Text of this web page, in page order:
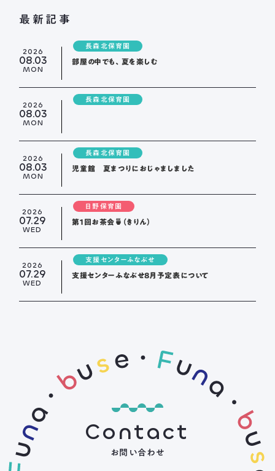
最新記事
2026
08.03
MON
長森北保育園
部屋の中でも、夏を楽しむ
2026
08.03
MON
長森北保育園
2026
08.03
MON
長森北保育園
児童館 夏まつりにおじゃましました
2026
07.29
WED
日野保育園
第１回お茶会🍵（きりん）
2026
07.29
WED
支援センターふなぶせ
支援センターふなぶせ8月予定表について
Contact
お問い合わせ